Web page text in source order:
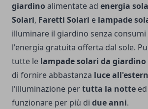
giardino alimentate ad energia
Solari, Faretti Solari e lampade
illuminare il giardino senza
l'energia gratuita offerta dal sole.
tutte le lampade solari da giardino
di fornire abbastanza luce
l'illuminazione pertutta la notte
funzionare per più di due anni.